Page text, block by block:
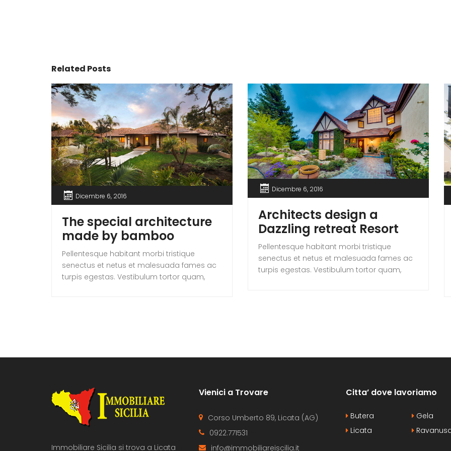
Related Posts
Dicembre 6, 2016
The special architecture
made by bamboo
Pellentesque habitant morbi tristique
senectus et netus et malesuada fames ac
turpis egestas. Vestibulum tortor quam,
Dicembre 6, 2016
Architects design a
Dazzling retreat Resort
Pellentesque habitant morbi tristique
senectus et netus et malesuada fames ac
turpis egestas. Vestibulum tortor quam,
Immobiliare Sicilia si trova a Licata
Vienici a Trovare
Corso Umberto 89, Licata (AG)
0922.771531
info@immobiliareiscilia.it
Citta’ dove lavoriamo
Butera
Gela
Licata